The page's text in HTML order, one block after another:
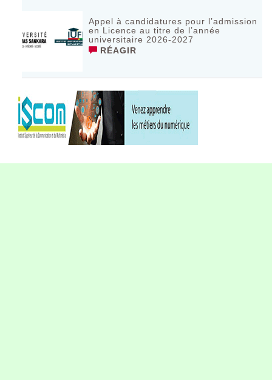
Appel à candidatures pour l’admission
en Licence au titre de l’année
universitaire 2026-2027
RÉAGIR